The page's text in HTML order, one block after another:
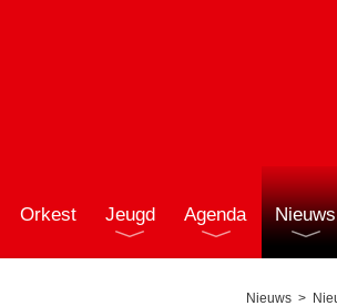
Orkest Jeugd Agenda Nieuws
Nieuws >